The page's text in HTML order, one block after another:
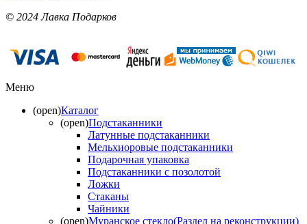
© 2024 Лавка Подарков
Меню
(open)Каталог
(open)Подстаканники
Латунные подстаканники
Мельхиоровые подстаканники
Подарочная упаковка
Подстаканники с позолотой
Ложки
Стаканы
Чайники
(open)Муранское стекло(Раздел на реконструкции)